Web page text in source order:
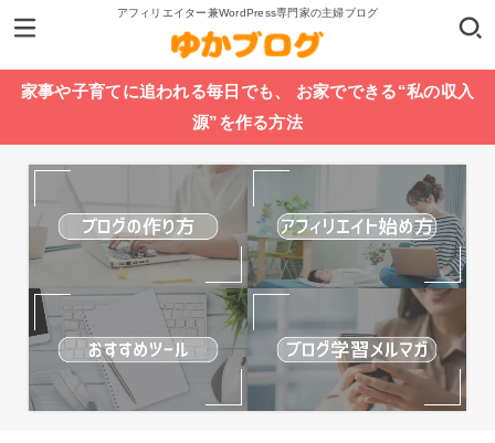
アフィリエイター兼WordPress専門家の主婦ブログ
家事や子育てに追われる毎日でも、 お家でできる“私の収入
源”を作る方法